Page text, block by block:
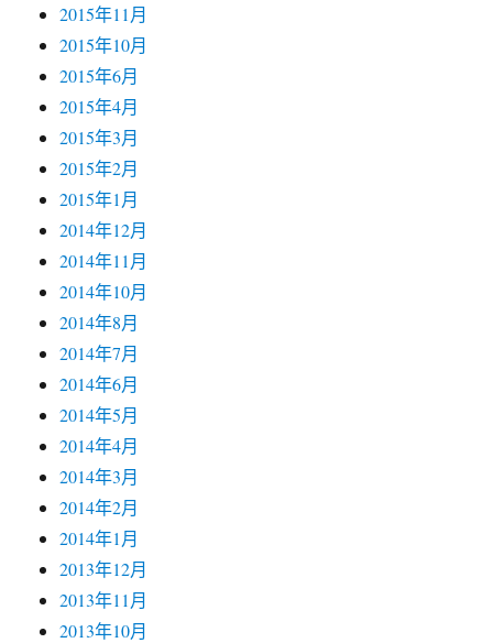
2015年11月
2015年10月
2015年6月
2015年4月
2015年3月
2015年2月
2015年1月
2014年12月
2014年11月
2014年10月
2014年8月
2014年7月
2014年6月
2014年5月
2014年4月
2014年3月
2014年2月
2014年1月
2013年12月
2013年11月
2013年10月